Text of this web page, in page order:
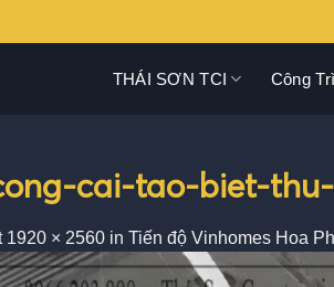
THÁI SƠN TCI Công
cai-tao-biet-
1920 × 2560 in Tiến độ Vinhomes Hoa